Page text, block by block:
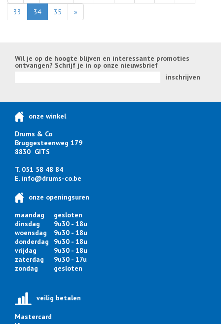
33
34 35 »
Wil je op de hoogte blijven en interessante promoties
ontvangen? Schrijf je in op onze nieuwsbrief
inschrijven
onze winkel
Drums & Co
Bruggesteenweg 179
8830 GITS
T. 051 58 48 84
E. info@drums-co.be
onze openingsuren
maandag
gesloten
dinsdag
9u30 - 18u
woensdag
9u30 - 18u
donderdag
9u30 - 18u
vrijdag
9u30 - 18u
zaterdag
9u30 - 17u
zondag
gesloten
veilig betalen
Mastercard